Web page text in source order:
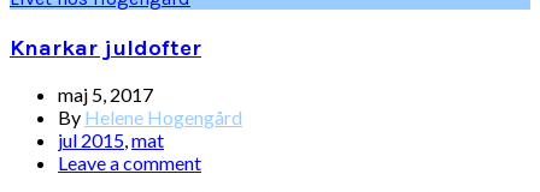
Knarkar juldofter
maj 5, 2017
By Helene Hogengård
jul 2015,mat
Leave a comment